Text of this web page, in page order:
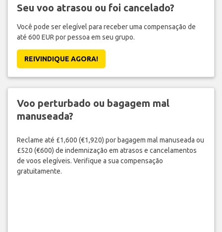
Seu voo atrasou ou foi cancelado?
Você pode ser elegível para receber uma compensação de
até 600 EUR por pessoa em seu grupo.
REIVINDIQUE AGORA!
Voo perturbado ou bagagem mal
manuseada?
Reclame até £1,600 (€1,920) por bagagem mal manuseada ou
£520 (€600) de indemnização em atrasos e cancelamentos
de voos elegíveis. Verifique a sua compensação
gratuitamente.